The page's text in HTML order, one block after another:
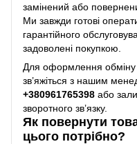
замінений або
Ми завжди готові
гарантійного
задоволені покупкою.
Для оформлення обміну
зв’яжіться з нашим
+380961765398 або
зворотного зв’язку.
Як повернути
цього потрібно?